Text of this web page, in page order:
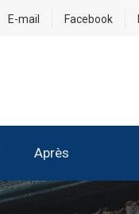
E-mail Facebook
Après